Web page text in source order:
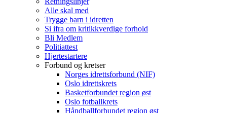
Alle skal med
Trygge barn i idretten
Si ifra om kritikkverdige forhold
Bli Medlem
Politiattest
Hjertestartere
Forbund og kretser
Norges idrettsforbund (NIF)
Oslo idrettskrets
Basketforbundet region øst
Oslo fotballkrets
Håndballforbundet region øst